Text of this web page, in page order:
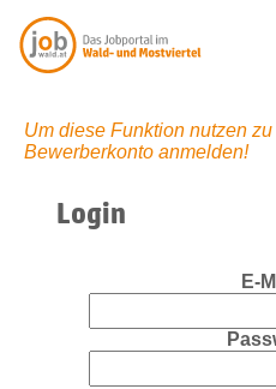
Um diese Funktion nutzen
Bewerberkonto anmelden!
Login
E-